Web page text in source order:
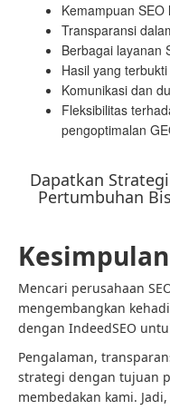
Kemampuan SEO
Transparansi
Berbagai layanan
Hasil yang
Komunikasi dan
Fleksibilitas
pengoptimalan
Dapatkan
Pertumbuhan
Kesimpulan
Mencari perusahaan
mengembangkan
dengan IndeedSEO
Pengalaman,
strategi dengan tujuan
membedakan kami.